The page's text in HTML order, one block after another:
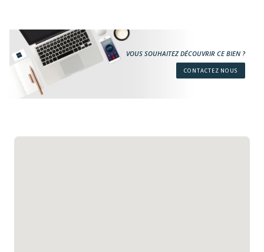
VOUS SOUHAITEZ DÉCOUVRIR CE BIEN ?
CONTACTEZ NOUS